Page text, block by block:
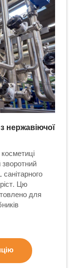
нержавіючої
зворотний
Цю
для